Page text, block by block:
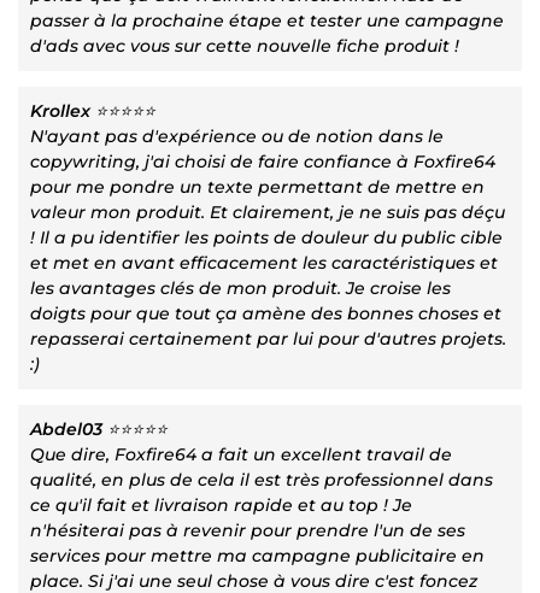
passer à la prochaine étape et tester une campagne
d'ads avec vous sur cette nouvelle fiche produit !
Krollex⭐⭐⭐⭐⭐
N'ayant pas d'expérience ou de notion dans le
copywriting, j'ai choisi de faire confiance à Foxfire64
pour me pondre un texte permettant de mettre en
valeur mon produit. Et clairement, je ne suis pas déçu
! Il a pu identifier les points de douleur du public cible
et met en avant efficacement les caractéristiques et
les avantages clés de mon produit. Je croise les
doigts pour que tout ça amène des bonnes choses et
repasserai certainement par lui pour d'autres projets.
:)
Abdel03⭐⭐⭐⭐⭐
Que dire, Foxfire64 a fait un excellent travail de
qualité, en plus de cela il est très professionnel dans
ce qu'il fait et livraison rapide et au top ! Je
n'hésiterai pas à revenir pour prendre l'un de ses
services pour mettre ma campagne publicitaire en
place. Si j'ai une seul chose à vous dire c'est foncez